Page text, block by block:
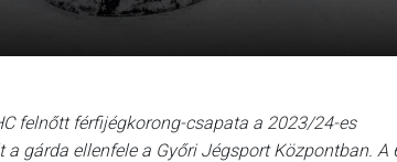
felnőtt férfijégkorong-csapata a 2023/24-es
gárda ellenfele a Győri Jégsport Központban. A